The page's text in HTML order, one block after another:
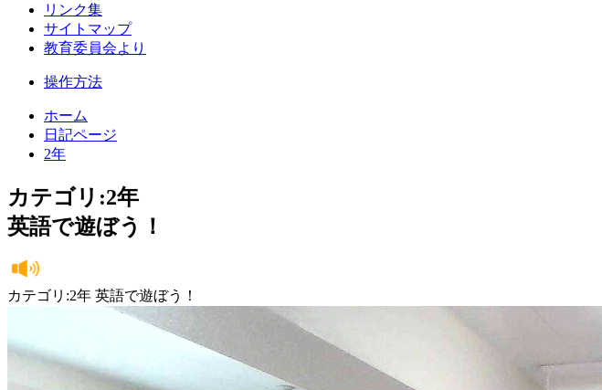
リンク集
サイトマップ
教育委員会より
操作方法
ホーム
日記ページ
2年
カテゴリ:2年
英語で遊ぼう！
カテゴリ:2年 英語で遊ぼう！